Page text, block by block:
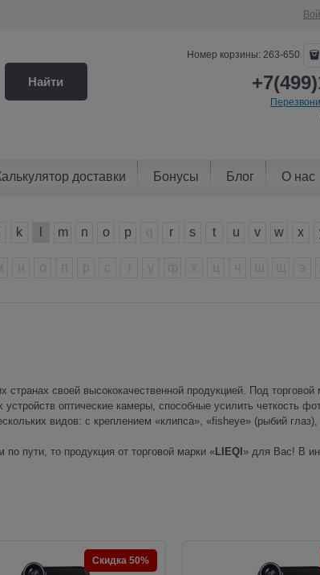
Найти
Номер корзины: 263-650
доставки Бонусы Блог О нас
k m n o p r s t u v w x
своей высококачественной продукцией. Под
оптические камеры, способные усилить четкость
видов: с креплением «клипса», «fisheye» (рыбий глаз),
пути, то продукция от торговой марки « LIEQI » для Вас! В
Скидка 50%